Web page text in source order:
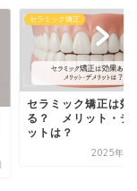
セラミック矯正
セラミック矯正の場
被せ物の寿命はどれ
い？
2022年1